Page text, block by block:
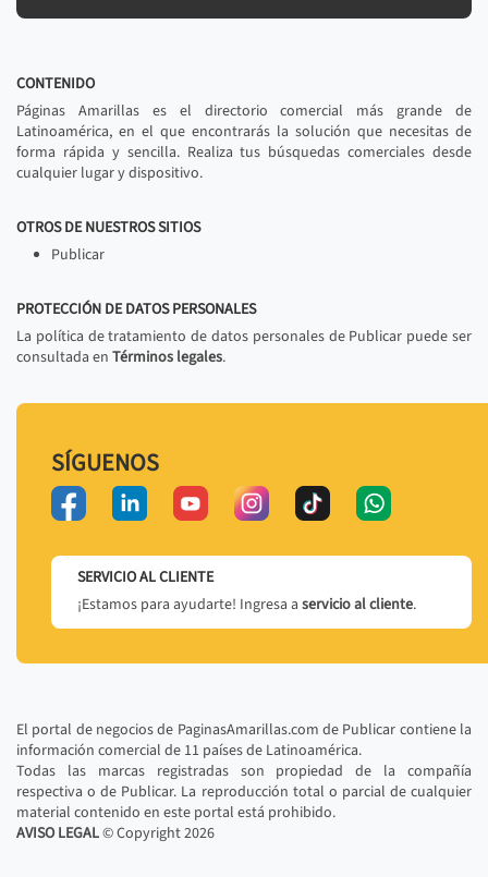
CONTENIDO
Páginas Amarillas es el directorio comercial más grande de
Latinoamérica, en el que encontrarás la solución que necesitas de
forma rápida y sencilla. Realiza tus búsquedas comerciales desde
cualquier lugar y dispositivo.
OTROS DE NUESTROS SITIOS
Publicar
PROTECCIÓN DE DATOS PERSONALES
La política de tratamiento de datos personales de Publicar puede ser
consultada en Términos legales.
SÍGUENOS
SERVICIO AL CLIENTE
¡Estamos para ayudarte! Ingresa a servicio al cliente.
El portal de negocios de PaginasAmarillas.com de Publicar contiene la
información comercial de 11 países de Latinoamérica.
Todas las marcas registradas son propiedad de la compañía
respectiva o de Publicar. La reproducción total o parcial de cualquier
material contenido en este portal está prohibido.
AVISO LEGAL© Copyright2026